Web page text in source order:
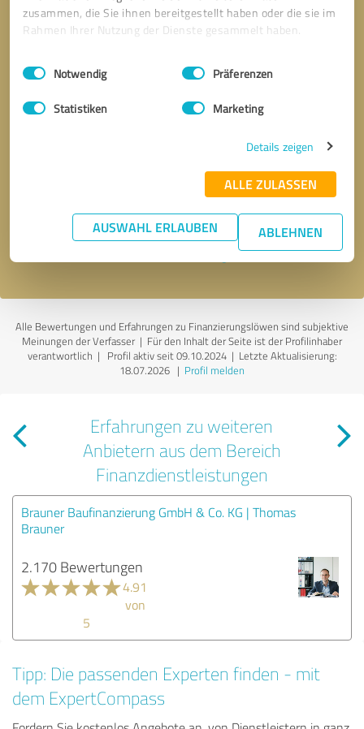
zusammen, die Sie ihnen bereitgestellt haben oder die sie im
Rahmen Ihrer Nutzung der Dienste gesammelt haben.
Impressum Datenschutzbestimmungen
Einwilligungsauswahl
Notwendig Präferenzen
Statistiken Marketing
Details zeigen
ALLE ZULASSEN
AUSWAHL ERLAUBEN ABLEHNEN
* Erforderliche Angaben
Nachricht senden
Datenschutzbestimmungenzu.
Alle Bewertungen und Erfahrungen zu Finanzierungslöwen sind subjektive
Meinungen der Verfasser | Für den Inhalt der Seite ist der Profilinhaber
verantwortlich | Profil aktiv seit 09.10.2024 | Letzte Aktualisierung:
18.07.2026 | Profil melden
Erfahrungen zu weiteren
Anbietern aus dem Bereich
Finanzdienstleistungen
Brauner Baufinanzierung GmbH & Co. KG | Thomas
Brauner
2.170 Bewertungen
4.91
von
5
Tipp: Die passenden Experten finden - mit
dem ExpertCompass